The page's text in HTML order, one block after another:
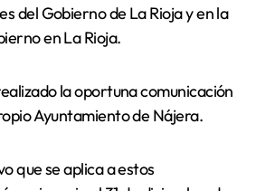
del Gobierno de La Rioja y en la
en La Rioja.
la oportuna comunicación
Ayuntamiento de Nájera.
que se aplica a estos